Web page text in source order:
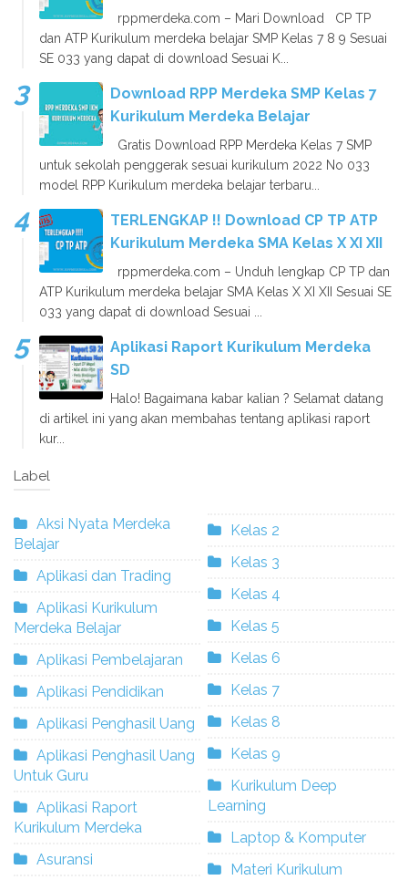
rppmerdeka.com – Mari Download CP TP
dan ATP Kurikulum merdeka belajar SMP Kelas 7 8 9 Sesuai
SE 033 yang dapat di download Sesuai K...
Download RPP Merdeka SMP Kelas 7
Kurikulum Merdeka Belajar
Gratis Download RPP Merdeka Kelas 7 SMP
untuk sekolah penggerak sesuai kurikulum 2022 No 033
model RPP Kurikulum merdeka belajar terbaru...
TERLENGKAP !! Download CP TP ATP
Kurikulum Merdeka SMA Kelas X XI XII
rppmerdeka.com – Unduh lengkap CP TP dan
ATP Kurikulum merdeka belajar SMA Kelas X XI XII Sesuai SE
033 yang dapat di download Sesuai ...
Aplikasi Raport Kurikulum Merdeka
SD
Halo! Bagaimana kabar kalian ? Selamat datang
di artikel ini yang akan membahas tentang aplikasi raport
kur...
Label
Aksi Nyata Merdeka
Belajar
Aplikasi dan Trading
Aplikasi Kurikulum
Merdeka Belajar
Aplikasi Pembelajaran
Aplikasi Pendidikan
Aplikasi Penghasil Uang
Aplikasi Penghasil Uang
Untuk Guru
Aplikasi Raport
Kurikulum Merdeka
Asuransi
Kelas 2
Kelas 3
Kelas 4
Kelas 5
Kelas 6
Kelas 7
Kelas 8
Kelas 9
Kurikulum Deep
Learning
Laptop & Komputer
Materi Kurikulum